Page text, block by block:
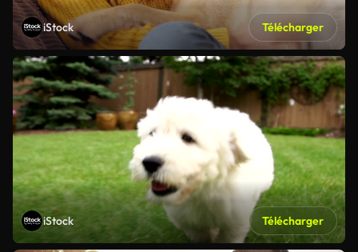
iStock Télécharger
iStock Télécharger